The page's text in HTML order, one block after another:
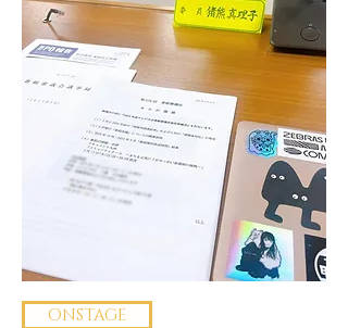
ONSTAGE